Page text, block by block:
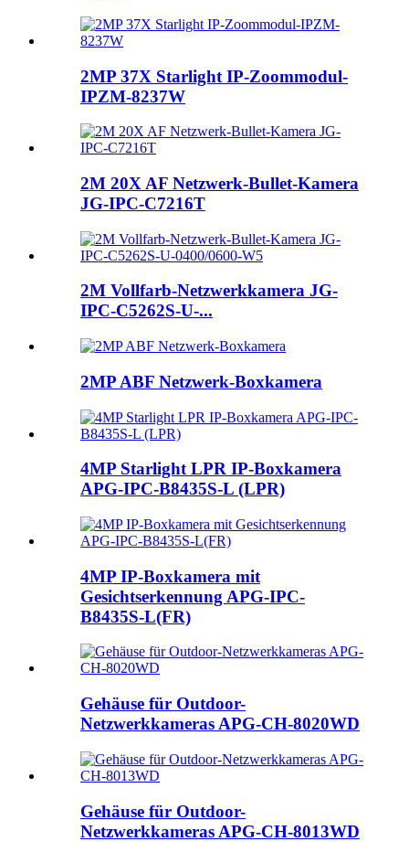
2MP 37X Starlight IP-Zoommodul-
IPZM-8237W
2M 20X AF Netzwerk-Bullet-Kamera
JG-IPC-C7216T
2M Vollfarb-Netzwerkkamera JG-
IPC-C5262S-U-...
2MP ABF Netzwerk-Boxkamera
4MP Starlight LPR IP-Boxkamera
APG-IPC-B8435S-L (LPR)
4MP IP-Boxkamera mit
Gesichtserkennung APG-IPC-
B8435S-L(FR)
Gehäuse für Outdoor-
Netzwerkkameras APG-CH-8020WD
Gehäuse für Outdoor-
Netzwerkkameras APG-CH-8013WD